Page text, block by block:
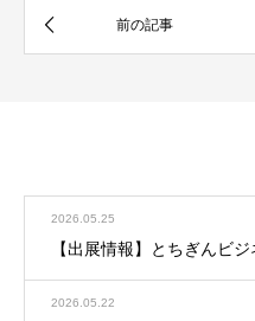
2026.05.25
【出展情報】とちぎんビ
2026.05.22